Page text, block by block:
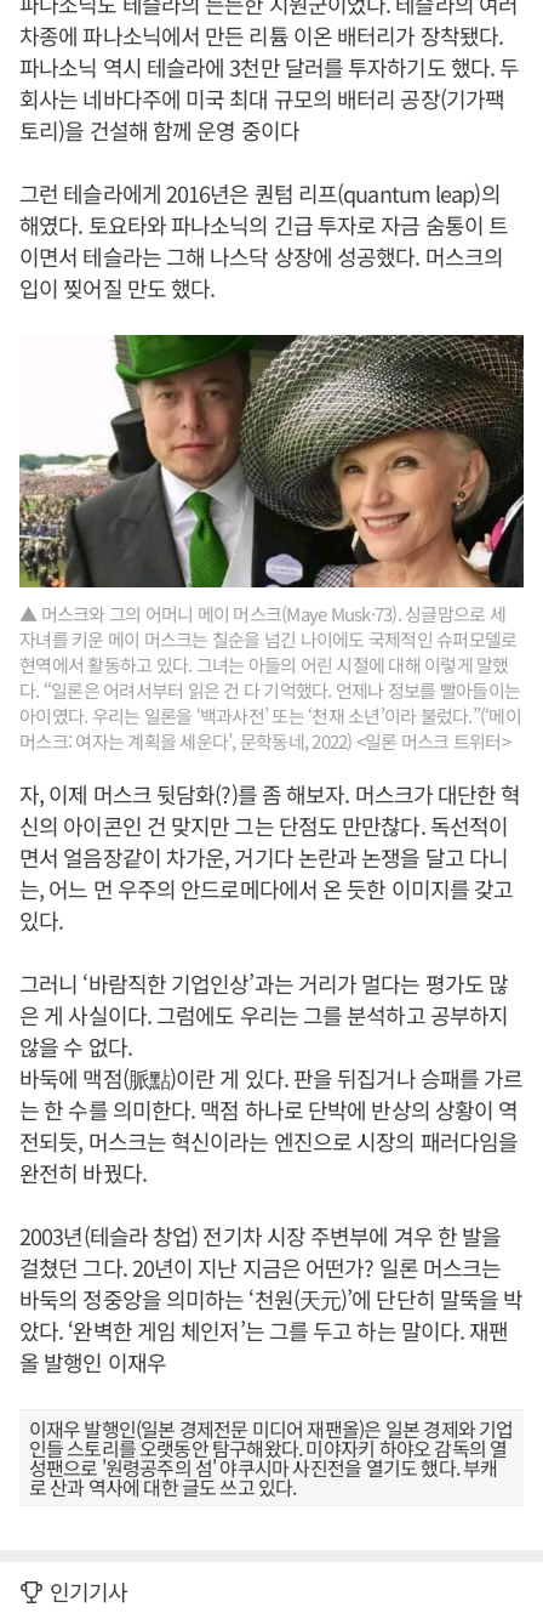
차종에 파나소닉에서 만든 리튬 이온 배터리가 장착됐다.
파나소닉 역시 테슬라에 3천만 달러를 투자하기도 했다. 두
회사는 네바다주에 미국 최대 규모의 배터리 공장(기가팩
토리)을 건설해 함께 운영 중이다
그런 테슬라에게 2016년은 퀀텀 리프(quantum leap)의
해였다. 토요타와 파나소닉의 긴급 투자로 자금 숨통이 트
이면서 테슬라는 그해 나스닥 상장에 성공했다. 머스크의
입이 찢어질 만도 했다.
▲ 머스크와 그의 어머니 메이 머스크(Maye Musk·73). 싱글맘으로 세
자녀를 키운 메이 머스크는 칠순을 넘긴 나이에도 국제적인 슈퍼모델로
현역에서 활동하고 있다. 그녀는 아들의 어린 시절에 대해 이렇게 말했
다. “일론은 어려서부터 읽은 건 다 기억했다. 언제나 정보를 빨아들이는
아이였다. 우리는 일론을 ‘백과사전’ 또는 ‘천재 소년’이라 불렀다.”(‘메이
머스크: 여자는 계획을 세운다’, 문학동네, 2022) <일론 머스크 트위터>
자, 이제 머스크 뒷담화(?)를 좀 해보자. 머스크가 대단한 혁
신의 아이콘인 건 맞지만 그는 단점도 만만찮다. 독선적이
면서 얼음장같이 차가운, 거기다 논란과 논쟁을 달고 다니
는, 어느 먼 우주의 안드로메다에서 온 듯한 이미지를 갖고
있다.
그러니 ‘바람직한 기업인상’과는 거리가 멀다는 평가도 많
은 게 사실이다. 그럼에도 우리는 그를 분석하고 공부하지
않을 수 없다.
바둑에 맥점(脈點)이란 게 있다. 판을 뒤집거나 승패를 가르
는 한 수를 의미한다. 맥점 하나로 단박에 반상의 상황이 역
전되듯, 머스크는 혁신이라는 엔진으로 시장의 패러다임을
완전히 바꿨다.
2003년(테슬라 창업) 전기차 시장 주변부에 겨우 한 발을
걸쳤던 그다. 20년이 지난 지금은 어떤가? 일론 머스크는
바둑의 정중앙을 의미하는 ‘천원(天元)’에 단단히 말뚝을 박
았다. ‘완벽한 게임 체인저’는 그를 두고 하는 말이다. 재팬
올 발행인 이재우
이재우 발행인(일본 경제전문 미디어 재팬올)은 일본 경제와 기업
인들 스토리를 오랫동안 탐구해왔다. 미야자키 하야오 감독의 열
성팬으로 '원령공주의 섬' 야쿠시마 사진전을 열기도 했다. 부캐
로 산과 역사에 대한 글도 쓰고 있다.
인기기사